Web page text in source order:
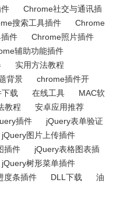
Chrome社交与通讯插
搜索工具插件
Chrome
件
Chrome照片插件
辅助功能插件
实用方法教程
背景
chrome插件开
载 在线工具
MAC软
教程
安卓应用推荐
插件
jQuery表单验证
jQuery图片上传插件
插件
jQuery表格图表插
jQuery树形菜单插件
度条插件 DLL下载
油